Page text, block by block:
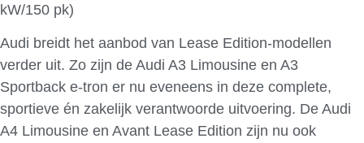
kW/150 pk)
Audi breidt het aanbod van Lease Edition-modellen
verder uit. Zo zijn de Audi A3 Limousine en A3
Sportback e-tron er nu eveneens in deze complete,
sportieve én zakelijk verantwoorde uitvoering. De Audi
A4 Limousine en Avant Lease Edition zijn nu ook